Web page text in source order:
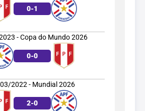
0-1
- Copa do Mundo 2026
0-0
2022 - Mundial 2026
2-0